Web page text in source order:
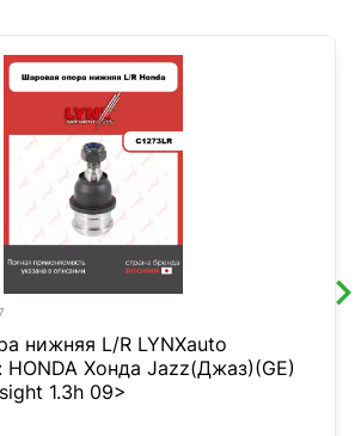
нижняя L/R LYNXauto
HONDA Хонда Jazz(Джаз)(GE)
1.3h 09>